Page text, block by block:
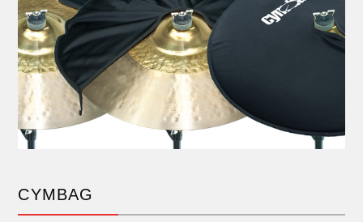
CYMBAG